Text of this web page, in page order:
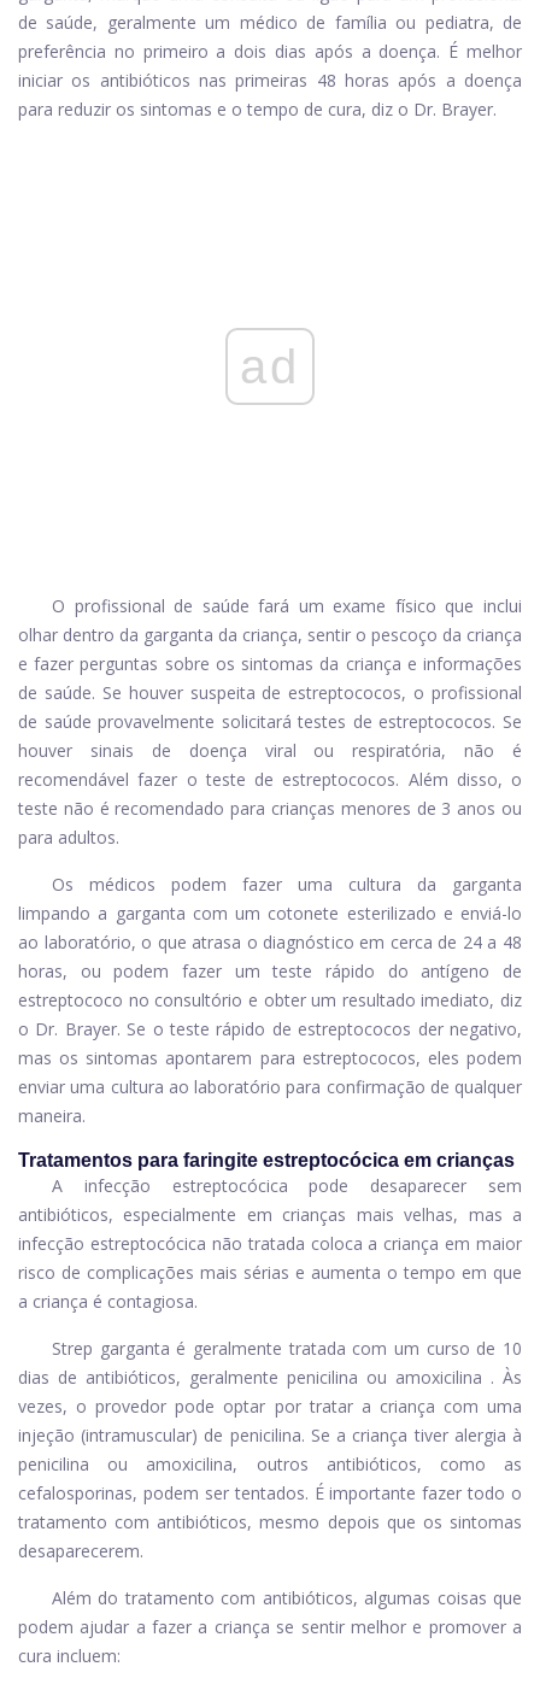
de saúde, geralmente um médico de família ou pediatra, de
preferência no primeiro a dois dias após a doença. É melhor
iniciar os antibióticos nas primeiras 48 horas após a doença
para reduzir os sintomas e o tempo de cura, diz o Dr. Brayer.
ad
O profissional de saúde fará um exame físico que inclui
olhar dentro da garganta da criança, sentir o pescoço da criança
e fazer perguntas sobre os sintomas da criança e informações
de saúde. Se houver suspeita de estreptococos, o profissional
de saúde provavelmente solicitará testes de estreptococos. Se
houver sinais de doença viral ou respiratória, não é
recomendável fazer o teste de estreptococos. Além disso, o
teste não é recomendado para crianças menores de 3 anos ou
para adultos.
Os médicos podem fazer uma cultura da garganta
limpando a garganta com um cotonete esterilizado e enviá-lo
ao laboratório, o que atrasa o diagnóstico em cerca de 24 a 48
horas, ou podem fazer um teste rápido do antígeno de
estreptococo no consultório e obter um resultado imediato, diz
o Dr. Brayer. Se o teste rápido de estreptococos der negativo,
mas os sintomas apontarem para estreptococos, eles podem
enviar uma cultura ao laboratório para confirmação de qualquer
maneira.
Tratamentos para faringite estreptocócica em crianças
A infecção estreptocócica pode desaparecer sem
antibióticos, especialmente em crianças mais velhas, mas a
infecção estreptocócica não tratada coloca a criança em maior
risco de complicações mais sérias e aumenta o tempo em que
a criança é contagiosa.
Strep garganta é geralmente tratada com um curso de 10
dias de antibióticos, geralmente penicilina ou amoxicilina . Às
vezes, o provedor pode optar por tratar a criança com uma
injeção (intramuscular) de penicilina. Se a criança tiver alergia à
penicilina ou amoxicilina, outros antibióticos, como as
cefalosporinas, podem ser tentados. É importante fazer todo o
tratamento com antibióticos, mesmo depois que os sintomas
desaparecerem.
Além do tratamento com antibióticos, algumas coisas que
podem ajudar a fazer a criança se sentir melhor e promover a
cura incluem: